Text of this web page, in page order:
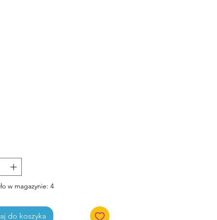
w magazynie: 4
do koszyka